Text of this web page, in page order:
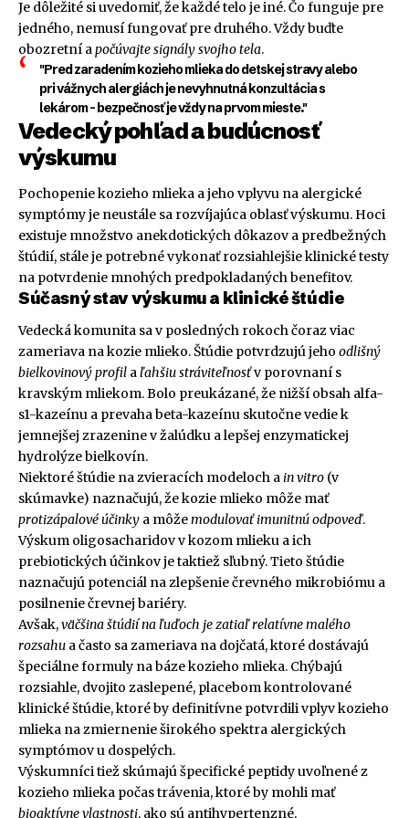
Je dôležité si uvedomiť, že každé telo je iné. Čo funguje pre
jedného, nemusí fungovať pre druhého. Vždy buďte
obozretní apočúvajte signály svojho tela.
"Pred zaradením kozieho mlieka do detskej stravy alebo
pri vážnych alergiách je nevyhnutná konzultácia s
lekárom – bezpečnosť je vždy na prvom mieste."
Vedecký pohľad a budúcnosť
výskumu
Pochopenie kozieho mlieka a jeho vplyvu na alergické
symptómy je neustále sa rozvíjajúca oblasť výskumu. Hoci
existuje množstvo anekdotických dôkazov a predbežných
štúdií, stále je potrebné vykonať rozsiahlejšie klinické testy
na potvrdenie mnohých predpokladaných benefitov.
Súčasný stav výskumu a klinické štúdie
Vedecká komunita sa v posledných rokoch čoraz viac
zameriava na kozie mlieko. Štúdie potvrdzujú jeho odlišný
bielkovinový profil aľahšiu stráviteľnosťv porovnaní s
kravským mliekom. Bolo preukázané, že nižší obsah alfa-
s1-kazeínu a prevaha beta-kazeínu skutočne vedie k
jemnejšej zrazenine v žalúdku a lepšej enzymatickej
hydrolýze bielkovín.
Niektoré štúdie na zvieracích modeloch ain vitro (v
skúmavke) naznačujú, že kozie mlieko môže mať
protizápalové účinky a môžemodulovať imunitnú odpoveď.
Výskum oligosacharidov v kozom mlieku a ich
prebiotických účinkov je taktiež sľubný. Tieto štúdie
naznačujú potenciál na zlepšenie črevného mikrobiómu a
posilnenie črevnej bariéry.
Avšak,väčšina štúdií na ľuďoch je zatiaľ relatívne malého
rozsahu a často sa zameriava na dojčatá, ktoré dostávajú
špeciálne formuly na báze kozieho mlieka. Chýbajú
rozsiahle, dvojito zaslepené, placebom kontrolované
klinické štúdie, ktoré by definitívne potvrdili vplyv kozieho
mlieka na zmiernenie širokého spektra alergických
symptómov u dospelých.
Výskumníci tiež skúmajú špecifické peptidy uvoľnené z
kozieho mlieka počas trávenia, ktoré by mohli mať
bioaktívne vlastnosti, ako sú antihypertenzné,